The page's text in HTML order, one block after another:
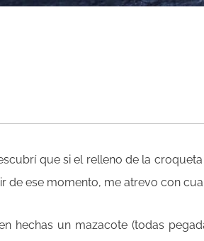
que si el relleno de la
de ese momento, me atrevo con
hechas un mazacote (todas